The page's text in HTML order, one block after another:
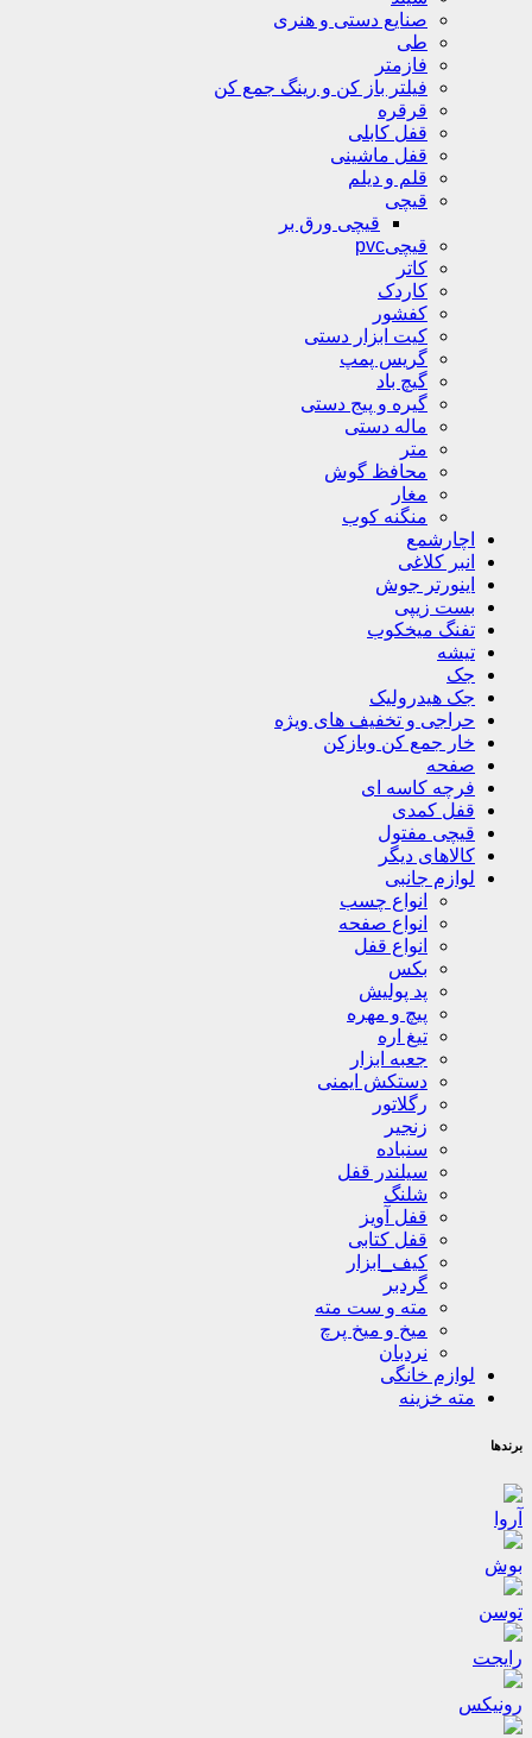
صنایع دستی و هنری
طی
فازمتر
فیلتر باز کن و رینگ جمع کن
قرقره
قفل کابلی
قفل ماشینی
قلم و دیلم
قیچی
قیچی ورق بر
قیچیpvc
کاتر
کاردک
کفشور
کیت ابزار دستی
گریس پمپ
گیچ باد
گیره و پیج دستی
ماله دستی
متر
محافظ گوش
مغار
منگنه کوب
اچارشمع
انبر کلاغی
اینورتر جوش
بست زیپی
تفنگ میخکوب
تیشه
جک
جک هیدرولیک
حراجی و تخفیف های ویژه
خار جمع کن وبازکن
صفحه
فرچه کاسه ای
قفل کمدی
قیچی مفتول
کالاهای دیگر
لوازم جانبی
انواع چسب
انواع صفحه
انواع قفل
بکس
پد پولیش
پیچ و مهره
تیغ اره
جعبه ابزار
دستکش ایمنی
رگلاتور
زنجیر
سنباده
سیلندر قفل
شلنگ
قفل آویز
قفل کتابی
کیف_ابزار
گردبر
مته و ست مته
میخ و میخ پرچ
نردبان
لوازم خانگی
مته خزینه
برندها
آروا
بوش
توسن
رایجت
رونیکس